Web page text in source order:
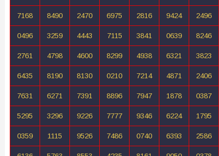
7168 8490 2470 6975 2816 9424 2496
0496 3259 4443 7115 3841 0639 8246
2761 4798 4600 8299 4938 6321 3823
6435 8190 8130 0210 7214 4871 2406
7631 6271 7391 8896 7947 1878 0387
5295 3296 9226 7777 9346 6224 1795
0359 1115 9526 7486 0740 6393 2586